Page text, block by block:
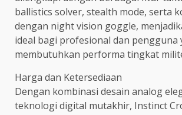
ballistics solver, stealth mode, serta
dengan night vision goggle,
ideal bagi profesional dan pengguna
membutuhkan performa tingkat
Harga dan Ketersediaan
Dengan kombinasi desain analog
teknologi digital mutakhir, Instinct